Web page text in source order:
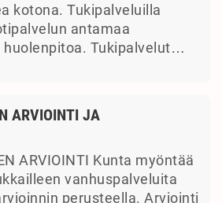
kotona. Tukipalveluilla
antamaa
huolenpitoa. Tukipalvelut…
ARVIOINTI JA
ARVIOINTI Kunta myöntää
vanhuspalveluita
perusteella. Arviointi